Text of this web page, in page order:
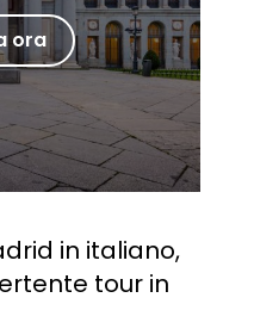
ora
in italiano,
tour in